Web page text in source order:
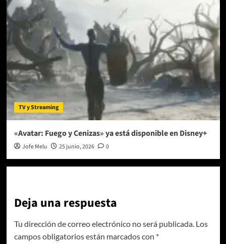
TV y Streaming
«Avatar: Fuego y Cenizas» ya está disponible en Disney+
Jofe Melu 25 junio, 2026 0
Deja una respuesta
Tu dirección de correo electrónico no será publicada. Los
campos obligatorios están marcados con *